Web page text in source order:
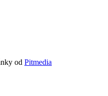
od Pitmedia